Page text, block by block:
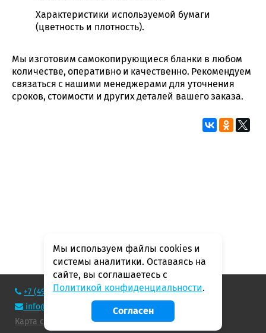
Характеристики используемой бумаги
(цветность и плотность).
Мы изготовим самокопирующиеся бланки в любом
количестве, оперативно и качественно. Рекомендуем
связаться с нашими менеджерами для уточнения
сроков, стоимости и других деталей вашего заказа.
+7 (495) 788–74–73
info@geopress.ru
Карта сайта
Мы используем файлы cookies и
системы аналитики. Оставаясь на
сайте, вы соглашаетесь с
Политикой конфиденциальности.
Согласен